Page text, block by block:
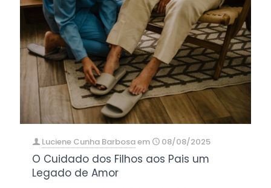
Luciene Cunha Barbosaem 08/08/2025
O Cuidado dos Filhos aos Pais um
Legado de Amor